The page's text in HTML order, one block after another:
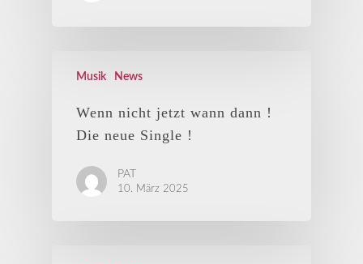
Musik News
Wenn nicht jetzt wann dann !
Die neue Single !
PAT
10. März 2025